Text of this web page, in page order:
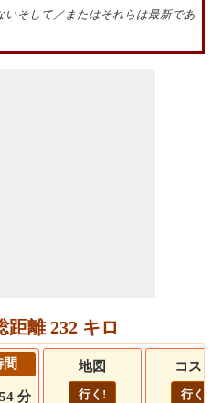
いそして／またはそれらは最新であ
距離 232 キロ
分
地図
行く!
コスト
行く!